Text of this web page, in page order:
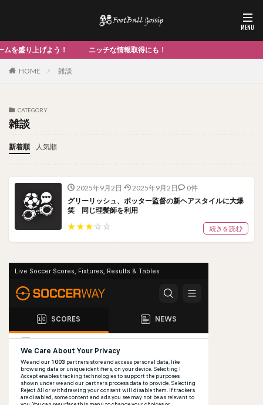
よう！ ニッチな情報取得にも！
HOME 雑談
CATEGORY
雑談
新着順 人気順
2025年9月2日 2025年9月2日
0件
グリーリッシュ、ポッター監督の新ヘアスタイルに大爆
笑 同じ理髪師を利用
★★★☆ ☆ 続きを読む